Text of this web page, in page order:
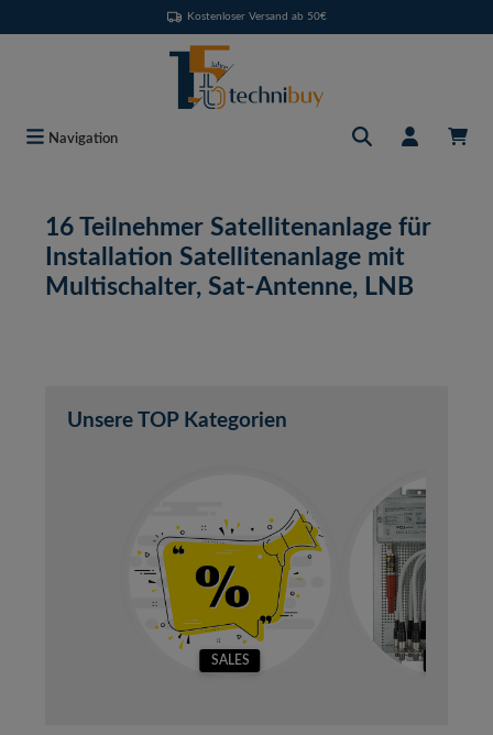
Kostenloser Versand ab 50€
Navigation
16 Teilnehmer Satellitenanlage für
Installation Satellitenanlage mit
Multischalter, Sat-Antenne, LNB
Unsere TOP Kategorien
SALES